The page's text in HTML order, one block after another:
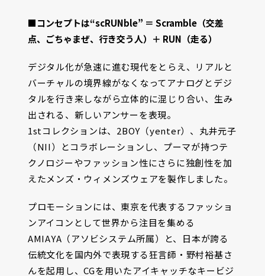
■コンセプトは“scRUNble” ＝ Scramble（交差
点、ごちゃまぜ、行き交う人）＋ RUN（走る）
デジタル化が急速に進む現代をとらえ、リアルと
バーチャルの境界線がなくなってアナログとデジ
タルを行き来しながら立体的に混じり合い、生み
出される、新しいアンサーを表現。
1stコレクションは、2BOY（yenter）、丸井元子
（NII）とコラボレーションし、プーマが持つテ
クノロジーやファッション性にさらに独創性を加
えたメンズ・ウィメンズウェアを製作しました。
プロモーションには、東京を代表するファッショ
ンアイコンとして世界から注目を集める
AMIAYA（アソビシステム所属）と、日本が誇る
伝統文化を国内外で表現する狂言師・野村裕基さ
んを起用し、CGを用いたアイキャッチなキービジ